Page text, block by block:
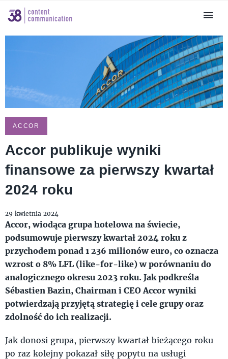
ACCOR
Accor publikuje wyniki
finansowe za pierwszy kwartał
2024 roku
29 kwietnia 2024
Accor, wiodąca grupa hotelowa na świecie,
podsumowuje pierwszy kwartał 2024 roku z
przychodem ponad 1 236 milionów euro, co oznacza
wzrost o 8% LFL (like-for-like) w porównaniu do
analogicznego okresu 2023 roku. Jak podkreśla
Sébastien Bazin, Chairman i CEO Accor wyniki
potwierdzają przyjętą strategię i cele grupy oraz
zdolność do ich realizacji.
Jak donosi grupa, pierwszy kwartał bieżącego roku
po raz kolejny pokazał siłę popytu na usługi